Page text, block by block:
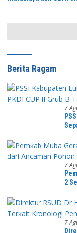
Berita Ragam
7
7
2
7